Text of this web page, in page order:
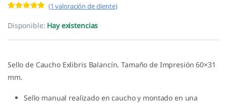
5.00de 5 en
base a
(1 valoración de cliente)
Disponible: Hay existencias
Sello de Caucho Exlibris Balancín. Tamaño de Impresión 60×31
mm.
Sello manual realizado en caucho y montado en una